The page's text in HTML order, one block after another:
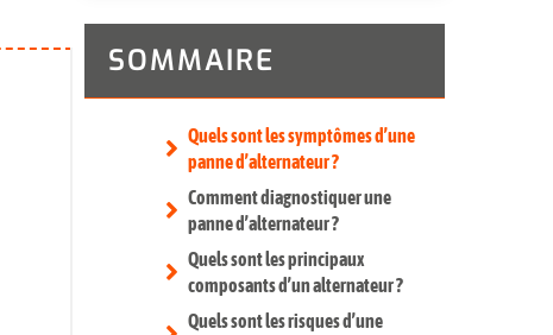
SOMMAIRE
Quels sont les symptômes d’une
panne d’alternateur ?
Comment diagnostiquer une
panne d’alternateur ?
Quels sont les principaux
composants d’un alternateur ?
Quels sont les risques d’une